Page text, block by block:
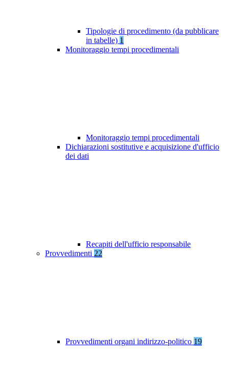
Tipologie di procedimento (da pubblicare
in tabelle) 1
Monitoraggio tempi procedimentali
Monitoraggio tempi procedimentali
Dichiarazioni sostitutive e acquisizione d'ufficio
dei dati
Recapiti dell'ufficio responsabile
Provvedimenti 22
Provvedimenti organi indirizzo-politico 19